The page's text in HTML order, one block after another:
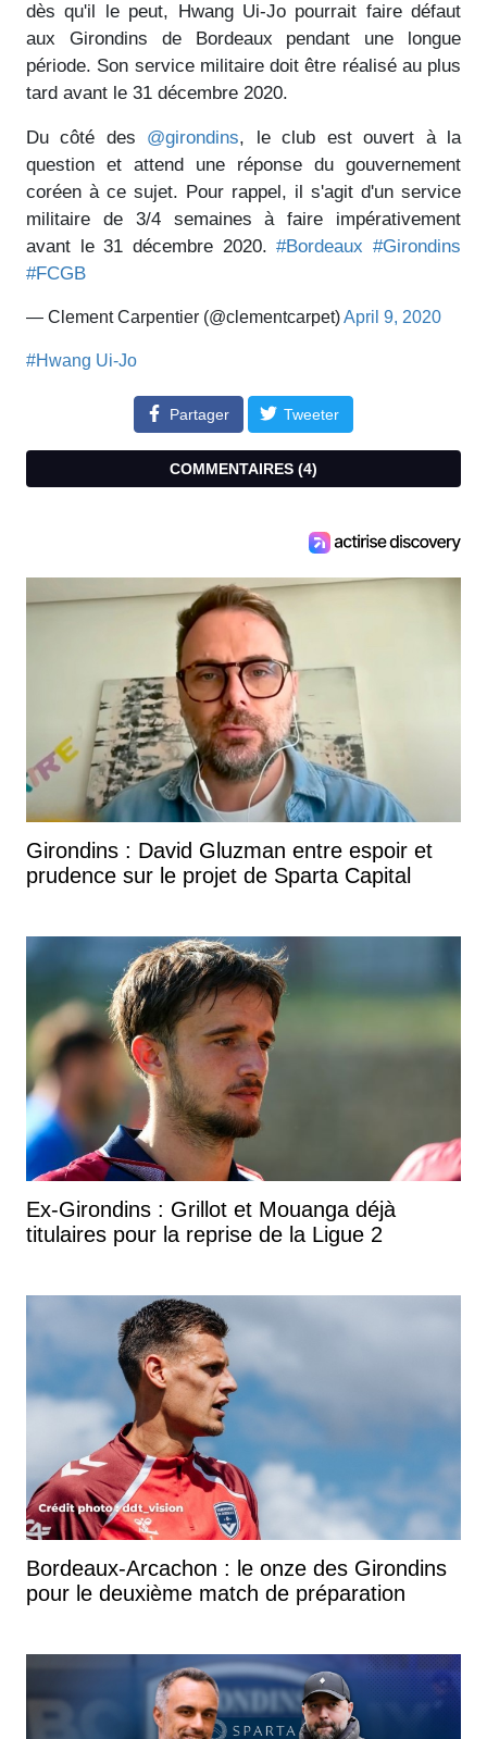
dès qu'il le peut, Hwang Ui-Jo pourrait faire défaut
aux Girondins de Bordeaux pendant une longue
période. Son service militaire doit être réalisé au plus
tard avant le 31 décembre 2020.
Du côté des @girondins, le club est ouvert à la
question et attend une réponse du gouvernement
coréen à ce sujet. Pour rappel, il s'agit d'un service
militaire de 3/4 semaines à faire impérativement
avant le 31 décembre 2020.#Bordeaux #Girondins
#FCGB
— Clement Carpentier (@clementcarpet)April 9, 2020
#Hwang Ui-Jo
Partager Tweeter
COMMENTAIRES (4)
Girondins : David Gluzman entre espoir et
prudence sur le projet de Sparta Capital
Ex-Girondins : Grillot et Mouanga déjà
titulaires pour la reprise de la Ligue 2
Bordeaux-Arcachon : le onze des Girondins
pour le deuxième match de préparation